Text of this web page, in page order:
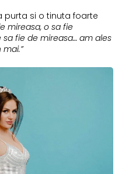
purta si o tinuta foarte
mireasa, o sa fie
fie de mireasa… am ales